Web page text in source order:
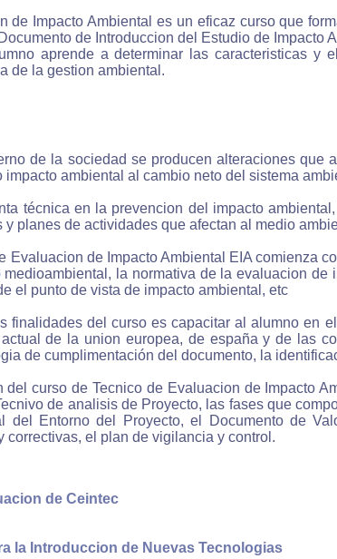
Con los cursos on-line de
momento de las 24 horas del
tus ocupaciones no afectarán a
Aprenderás desde cualquier
Puedes aprender desde
acceso a internet: desde tu
cibertecas, cibercafes etc..
¿Qué significa que un
internet en el que aprendes
asistida el cual esta alojado en un
de Impacto Ambiental es un eficaz curso que
de Introduccion del Estudio de Impacto
aprende a determinar las caracteristicas y
de la gestion ambiental.
de la sociedad se producen alteraciones
impacto ambiental al cambio neto del sistema
técnica en la prevencion del impacto
y planes de actividades que afectan al medio
Evaluacion de Impacto Ambiental EIA comienza
la normativa de la evaluacion
el punto de vista de impacto ambiental, etc
finalidades del curso es capacitar al alumno en
de la union europea, de españa y de las
de cumplimentación del documento, la
del curso de Tecnico de Evaluacion de Impacto
de analisis de Proyecto, las fases que
del Entorno del Proyecto, el Documento de
correctivas, el plan de vigilancia y control.
de Ceintec
la Introduccion de Nuevas Tecnologias